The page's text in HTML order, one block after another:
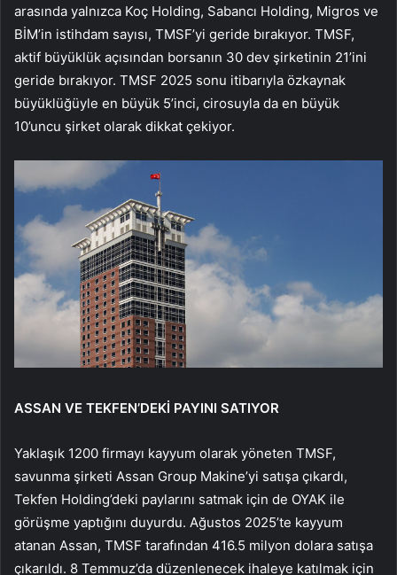
arasında yalnızca Koç Holding, Sabancı Holding, Migros ve
BİM’in istihdam sayısı, TMSF’yi geride bırakıyor. TMSF,
aktif büyüklük açısından borsanın 30 dev şirketinin 21’ini
geride bırakıyor. TMSF 2025 sonu itibarıyla özkaynak
büyüklüğüyle en büyük 5’inci, cirosuyla da en büyük
10’uncu şirket olarak dikkat çekiyor.
ASSAN VE TEKFEN’DEKİ PAYINI SATIYOR
Yaklaşık 1200 firmayı kayyum olarak yöneten TMSF,
savunma şirketi Assan Group Makine’yi satışa çıkardı,
Tekfen Holding’deki paylarını satmak için de OYAK ile
görüşme yaptığını duyurdu. Ağustos 2025’te kayyum
atanan Assan, TMSF tarafından 416.5 milyon dolara satışa
çıkarıldı. 8 Temmuz’da düzenlenecek ihaleye katılmak için